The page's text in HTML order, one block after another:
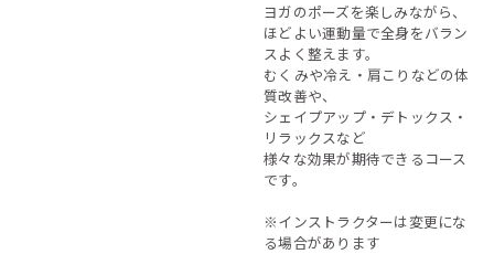
ヨガのポーズを楽しみながら、
ほどよい運動量で全身をバラン
スよく整えます。
むくみや冷え・肩こりなどの体
質改善や、
シェイプアップ・デトックス・
リラックスなど
様々な効果が期待できるコース
です。
※インストラクターは変更にな
る場合があります